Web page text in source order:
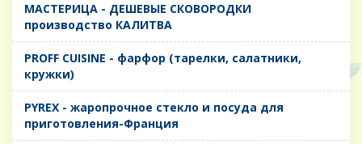
MАСТЕРИЦА - ДЕШЕВЫЕ СКОВОРОДКИ
производство КАЛИТВА
PROFF CUISINE - фарфор (тарелки, салатники,
кружки)
PYREX - жаропрочное стекло и посуда для
приготовления-Франция